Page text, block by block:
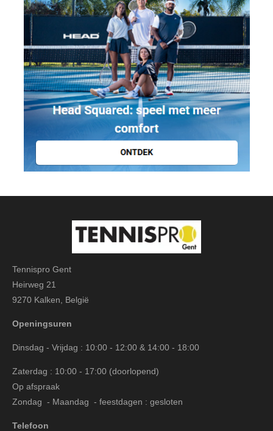
Tennispro Gent
Heirweg 21
9270 Kalken, België
Openingsuren
Dinsdag - Vrijdag : 10:00 - 12:00 & 14:00 - 18:00
Zaterdag : 10:00 - 17:00 (doorlopend)
Op afspraak
Zondag - Maandag - feestdagen : gesloten
Telefoon